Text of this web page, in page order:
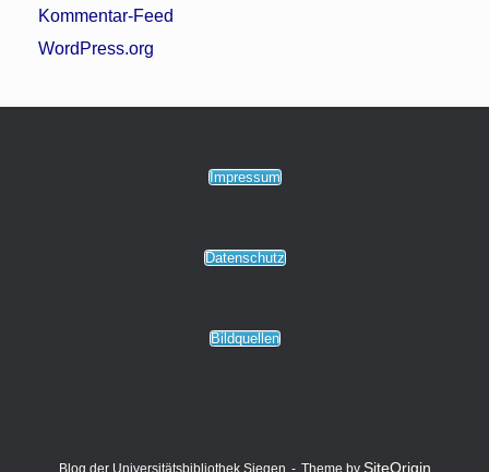
Kommentar-Feed
WordPress.org
Impressum
Datenschutz
Bildquellen
Blog der Universitätsbibliothek Siegen Theme by SiteOrigin